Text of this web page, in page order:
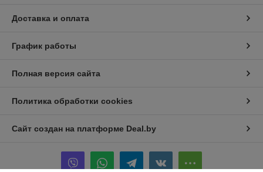
Доставка и оплата
График работы
Полная версия сайта
Политика обработки cookies
Сайт создан на платформе Deal.by